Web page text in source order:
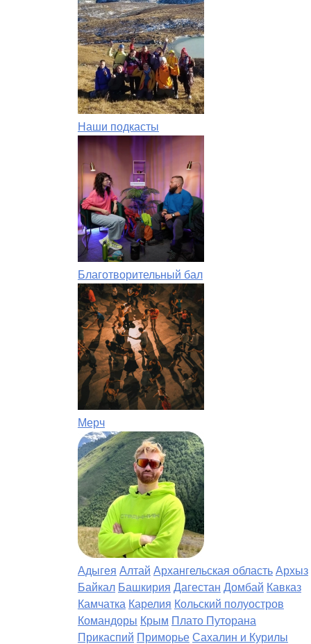
Наши подкасты
Благотворительный бал
Мерч
Адыгея Алтай Архангельская область Архыз
Байкал Башкирия Дагестан Домбай Кавказ
Камчатка Карелия Кольский полуостров
Командоры Крым Плато Путорана
Прикаспий Приморье Сахалин и Курилы